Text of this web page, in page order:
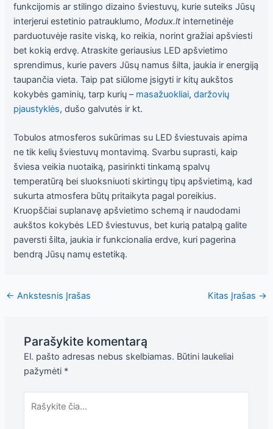
funkcijomis ar stilingo dizaino šviestuvų, kurie suteiks Jūsų
interjerui estetinio patrauklumo,Modux.ltinternetinėje
parduotuvėje rasite viską, ko reikia, norint gražiai apšviesti
bet kokią erdvę. Atraskite geriausius LED apšvietimo
sprendimus, kurie pavers Jūsų namus šilta, jaukia ir energiją
taupančia vieta. Taip pat siūlome įsigyti ir kitų aukštos
kokybės gaminių, tarp kurių –masažuokliai, daržovių
pjaustyklės, dušo galvutės ir kt.
Tobulos atmosferos sukūrimas su LED šviestuvais apima
ne tik kelių šviestuvų montavimą. Svarbu suprasti, kaip
šviesa veikia nuotaiką, pasirinkti tinkamą spalvų
temperatūrą bei sluoksniuoti skirtingų tipų apšvietimą, kad
sukurta atmosfera būtų pritaikyta pagal poreikius.
Kruopščiai suplanavę apšvietimo schemą ir naudodami
aukštos kokybės LED šviestuvus, bet kurią patalpą galite
paversti šilta, jaukia ir funkcionalia erdve, kuri pagerina
bendrą Jūsų namų estetiką.
← Ankstesnis Įrašas Kitas Įrašas →
Parašykite komentarą
El. pašto adresas nebus skelbiamas. Būtini laukeliai
pažymėti *
čia...